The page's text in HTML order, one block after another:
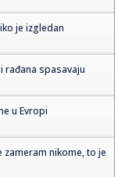
je izgledan
rađana spasavaju
u Evropi
zameram nikome, to je